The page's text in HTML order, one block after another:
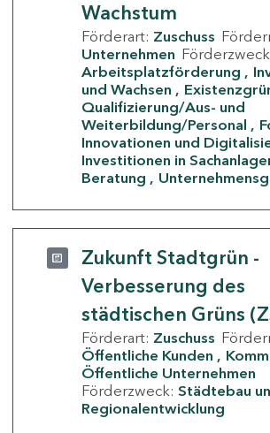
Wachstum
Förderart: Zuschuss
Unternehmen
Arbeitsplatzförderung
und Wachsen
Qualifizierung/Aus- und
Weiterbildung/Personal
Innovationen und
Investitionen in
Beratung
Zukunft Stadtgrün -
Verbesserung des
städtischen Grüns
Förderart: Zuschuss
Öffentliche Kunden
Öffentliche Unternehmen
Förderzweck: Städtebau
Regionalentwicklung